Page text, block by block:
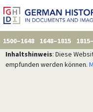
1500–1648 1648–1815
Inhaltshinweis: Diese
empfunden werden können.